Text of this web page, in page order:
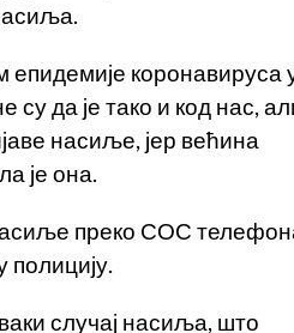
епидемије коронавируса
да је тако и код нас,
насиље, јер већина
је она.
преко СОС
полицију.
случај насиља, што